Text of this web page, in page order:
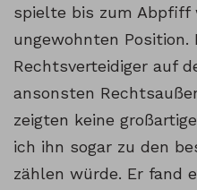
spielte bis zum
ungewohnten Position.
Rechtsverteidiger auf
ansonsten
zeigten keine
ich ihn sogar zu den
zählen würde. Er fand